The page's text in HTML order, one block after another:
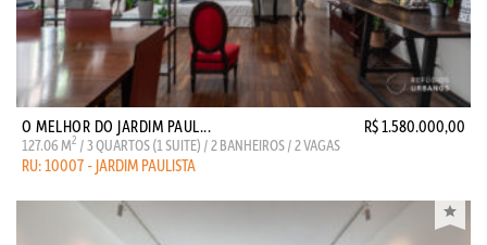
O MELHOR DO JARDIM PAUL... R$ 1.580.000,00
127.06 M2 / 3 QUARTOS (1 SUITE) / 2 BANHEIROS / 2 VAGAS
RU: 10007 - JARDIM PAULISTA